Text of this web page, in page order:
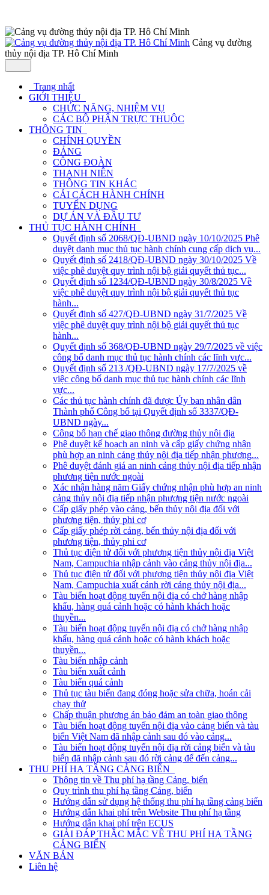
Cảng vụ đường
thủy nội địa TP. Hô Chí Minh
Trang nhất
GIỚI THIỆU
CHỨC NĂNG, NHIỆM VỤ
CÁC BỘ PHẬN TRỰC THUỘC
THÔNG TIN
CHÍNH QUYỀN
ĐẢNG
CÔNG ĐOÀN
THANH NIÊN
THÔNG TIN KHÁC
CẢI CÁCH HÀNH CHÍNH
TUYỂN DỤNG
DỰ ÁN VÀ ĐẦU TƯ
THỦ TỤC HÀNH CHÍNH
Quyết định số 2068/QĐ-UBND ngày 10/10/2025 Phê
duyệt danh mục thủ tục hành chính cung cấp dịch vụ...
Quyết định số 2418/QĐ-UBND ngày 30/10/2025 Về
việc phê duyệt quy trình nội bộ giải quyết thủ tục...
Quyết định số 1234/QĐ-UBND ngày 30/8/2025 Về
việc phê duyệt quy trình nội bộ giải quyết thủ tục
hành...
Quyết định số 427/QĐ-UBND ngày 31/7/2025 Về
việc phê duyệt quy trình nội bộ giải quyết thủ tục
hành...
Quyết định số 368/QĐ-UBND ngày 29/7/2025 về việc
công bố danh mục thủ tục hành chính các lĩnh vực...
Quyết định số 213 /QĐ-UBND ngày 17/7/2025 về
việc công bố danh mục thủ tục hành chính các lĩnh
vực...
Các thủ tục hành chính đã được Ủy ban nhân dân
Thành phố Công bố tại Quyết định số 3337/QĐ-
UBND ngày...
Công bố hạn chế giao thông đường thủy nội địa
Phê duyệt kế hoạch an ninh và cấp giấy chứng nhận
phù hợp an ninh cảng thủy nội địa tiếp nhận phương...
Phê duyệt đánh giá an ninh cảng thủy nội địa tiếp nhận
phương tiện nước ngoài
Xác nhận hàng năm Giấy chứng nhận phù hợp an ninh
cảng thủy nội địa tiếp nhận phương tiện nước ngoài
Cấp giấy phép vào cảng, bến thủy nội địa đối với
phương tiện, thủy phi cơ
Cấp giấy phép rời cảng, bến thủy nội địa đối với
phương tiện, thủy phi cơ
Thủ tục điện tử đối với phương tiện thủy nội địa Việt
Nam, Campuchia nhập cảnh vào cảng thủy nội địa...
Thủ tục điện tử đối với phương tiện thủy nội địa Việt
Nam, Campuchia xuất cảnh rời cảng thủy nội địa...
Tàu biển hoạt động tuyến nội địa có chở hàng nhập
khẩu, hàng quá cảnh hoặc có hành khách hoặc
thuyền...
Tàu biển hoạt động tuyến nội địa có chở hàng nhập
khẩu, hàng quá cảnh hoặc có hành khách hoặc
thuyền...
Tàu biển nhập cảnh
Tàu biển xuất cảnh
Tàu biển quá cảnh
Thủ tục tàu biển đang đóng hoặc sửa chữa, hoán cải
chạy thử
Chấp thuận phương án bảo đảm an toàn giao thông
Tàu biển hoạt động tuyến nội địa vào cảng biển và tàu
biển Việt Nam đã nhập cảnh sau đó vào cảng...
Tàu biển hoạt động tuyến nội địa rời cảng biển và tàu
biển đã nhập cảnh sau đó rời cảng để đến cảng...
THU PHÍ HẠ TẦNG CẢNG BIỂN
Thông tin về Thu phí hạ tầng Cảng, biển
Quy trình thu phí hạ tầng Cảng, biển
Hướng dẫn sử dụng hệ thống thu phí hạ tầng cảng biển
Hướng dẫn khai phí trên Website Thu phí hạ tầng
Hướng dẫn khai phí trên ECUS
GIẢI ĐÁP THẮC MẮC VÊ THU PHÍ HẠ TẦNG
CẢNG BIỂN
VĂN BẢN
Liên hệ